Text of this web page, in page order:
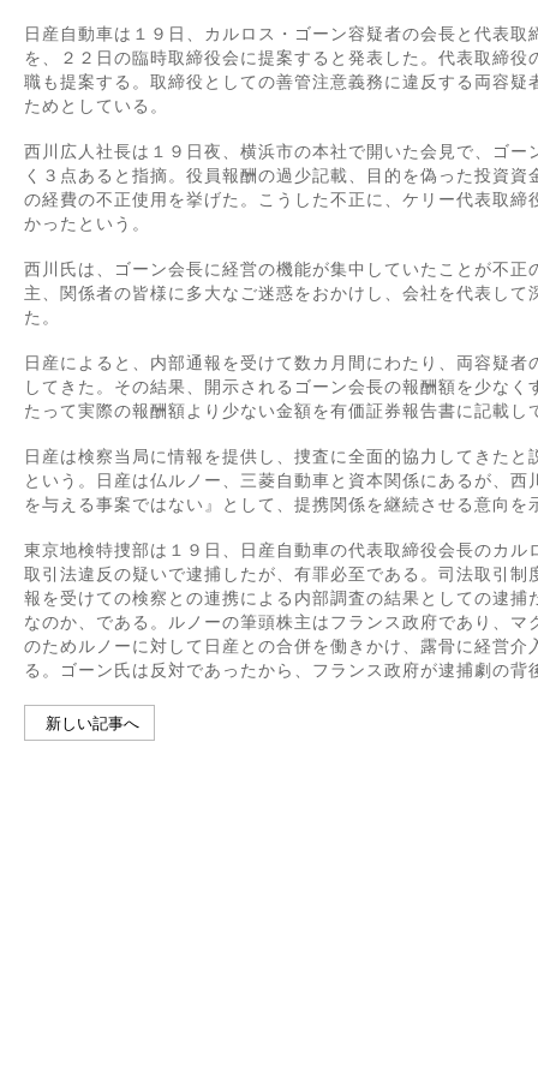
日産自動車は１９日、カルロス・ゴーン容疑者の会長と代表
を、２２日の臨時取締役会に提案すると発表した。代表取締
職も提案する。取締役としての善管注意義務に違反する両容
ためとしている。
西川広人社長は１９日夜、横浜市の本社で開いた会見で、ゴ
く３点あると指摘。役員報酬の過少記載、目的を偽った投資
の経費の不正使用を挙げた。こうした不正に、ケリー代表取
かったという。
西川氏は、ゴーン会長に経営の機能が集中していたことが不正
主、関係者の皆様に多大なご迷惑をおかけし、会社を代表して
た。
日産によると、内部通報を受けて数カ月間にわたり、両容疑
してきた。その結果、開示されるゴーン会長の報酬額を少な
たって実際の報酬額より少ない金額を有価証券報告書に記載
日産は検察当局に情報を提供し、捜査に全面的協力してきた
という。日産は仏ルノー、三菱自動車と資本関係にあるが、
を与える事案ではない』として、提携関係を継続させる意向を
東京地検特捜部は１９日、日産自動車の代表取締役会長のカ
取引法違反の疑いで逮捕したが、有罪必至である。司法取引
報を受けての検察との連携による内部調査の結果としての逮
なのか、である。ルノーの筆頭株主はフランス政府であり、
のためルノーに対して日産との合併を働きかけ、露骨に経営介
る。ゴーン氏は反対であったから、フランス政府が逮捕劇の背
新しい記事へ